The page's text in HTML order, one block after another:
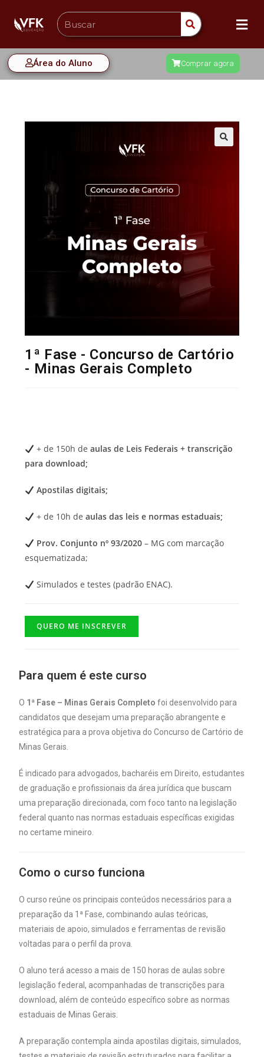
Área do Aluno Comprar agora
1ª Fase - Concurso de Cartório
- Minas Gerais Completo
+ de 150h deaulas de Leis Federais + transcrição
para download;
Apostilas digitais;
+ de 10h deaulas das leis e normas estaduais;
Prov. Conjunto nº 93/2020 – MG com marcação
esquematizada;
Simulados e testes (padrão ENAC).
QUERO ME INSCREVER
Para quem é este curso
O 1ª Fase – Minas Gerais Completo foi desenvolvido para
candidatos que desejam uma preparação abrangente e
estratégica para a prova objetiva do Concurso de Cartório de
Minas Gerais.
É indicado para advogados, bacharéis em Direito, estudantes
de graduação e profissionais da área jurídica que buscam
uma preparação direcionada, com foco tanto na legislação
federal quanto nas normas estaduais específicas exigidas
no certame mineiro.
Como o curso funciona
O curso reúne os principais conteúdos necessários para a
preparação da 1ª Fase, combinando aulas teóricas,
materiais de apoio, simulados e ferramentas de revisão
voltadas para o perfil da prova.
O aluno terá acesso a mais de 150 horas de aulas sobre
legislação federal, acompanhadas de transcrições para
download, além de conteúdo específico sobre as normas
estaduais de Minas Gerais.
A preparação contempla ainda apostilas digitais, simulados,